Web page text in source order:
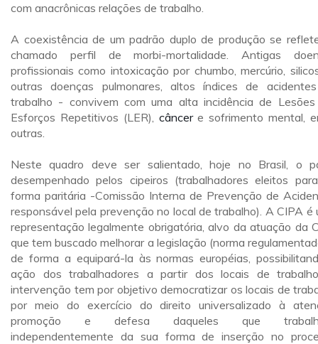
com anacrônicas relações de trabalho.
A coexistência de um padrão duplo de produção se
chamado perfil de morbi-mortalidade. Antigas
profissionais como intoxicação por chumbo, mercúrio,
outras doenças pulmonares, altos índices de
trabalho - convivem com uma alta incidência de
Esforços Repetitivos (LER), câncere sofrimento mental,
outras.
Neste quadro deve ser salientado, hoje no Brasil, o
desempenhado pelos cipeiros (trabalhadores eleitos
forma paritária -Comissão Interna de Prevenção de
responsável pela prevenção no local de trabalho). A CIPA é
representação legalmente obrigatória, alvo da atuação da
que tem buscado melhorar a legislação (norma
de forma a equipará-la às normas européias,
ação dos trabalhadores a partir dos locais de
intervenção tem por objetivo democratizar os locais de
por meio do exercício do direito universalizado à
promoção e defesa daqueles que
independentemente da sua forma de inserção no